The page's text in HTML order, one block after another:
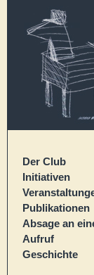
Der Club
Initiativen
Publikationen
Absage an
Aufruf
Geschichte